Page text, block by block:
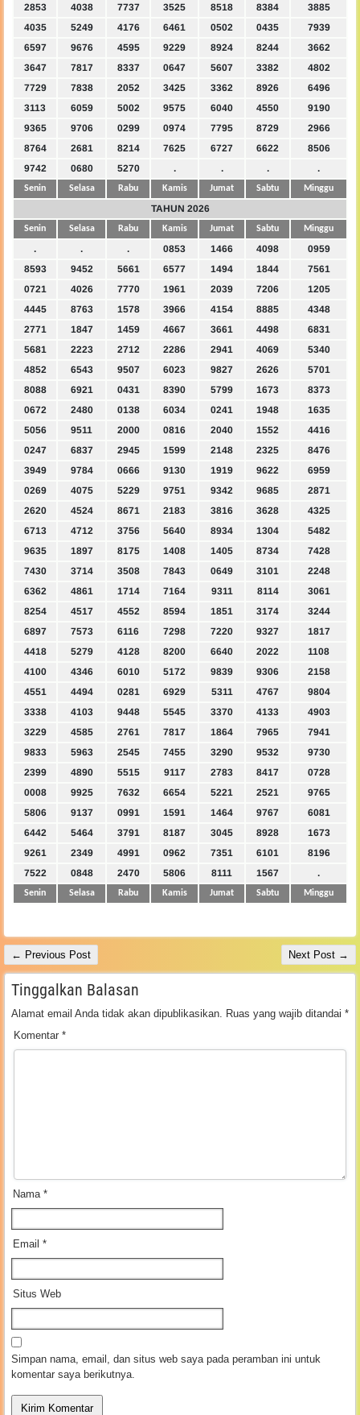
2853
4038 7737 3525 8518 8384
3885
4035
5249 4176 6461 0502 0435
7939
6597
9676 4595 9229 8924 8244
3662
3647
7817 8337 0647 5607 3382
4802
7729
7838 2052 3425 3362 8926
6496
3113
6059 5002 9575 6040 4550
9190
9365
9706 0299 0974 7795 8729
2966
8764
2681 8214 7625 6727 6622
8506
9742
0680 5270 . . . .
Senin Selasa Rabu Kamis Jumat Sabtu Minggu
TAHUN 2026
Senin Selasa Rabu Kamis Jumat Sabtu Minggu
. . . 0853 1466 4098
0959
8593
9452 5661 6577 1494 1844
7561
0721
4026 7770 1961 2039 7206
1205
4445
8763 1578 3966 4154 8885
4348
2771
1847 1459 4667 3661 4498
6831
5681
2223 2712 2286 2941 4069
5340
4852
6543 9507 6023 9827 2626
5701
8088
6921 0431 8390 5799 1673
8373
0672
2480 0138 6034 0241 1948
1635
5056
9511 2000 0816 2040 1552
4416
0247
6837 2945 1599 2148 2325
8476
3949
9784 0666 9130 1919 9622
6959
0269
4075 5229 9751 9342 9685
2871
2620
4524 8671 2183 3816 3628
4325
6713
4712 3756 5640 8934 1304
5482
9635
1897 8175 1408 1405 8734
7428
7430
3714 3508 7843 0649 3101
2248
6362
4861 1714 7164 9311 8114
3061
8254
4517 4552 8594 1851 3174
3244
6897
7573 6116 7298 7220 9327
1817
4418
5279 4128 8200 6640 2022
1108
4100
4346 6010 5172 9839 9306
2158
4551
4494 0281 6929 5311 4767
9804
3338
4103 9448 5545 3370 4133
4903
3229
4585 2761 7817 1864 7965
7941
9833
5963 2545 7455 3290 9532
9730
2399
4890 5515 9117 2783 8417
0728
0008
9925 7632 6654 5221 2521
9765
5806
9137 0991 1591 1464 9767
6081
6442
5464 3791 8187 3045 8928
1673
9261
2349 4991 0962 7351 6101
8196
7522
0848 2470 5806 8111 1567 .
Senin Selasa Rabu Kamis Jumat Sabtu Minggu
← Previous Post Next Post →
Tinggalkan Balasan
Alamat email Anda tidak akan dipublikasikan. Ruas yang wajib ditandai *
Komentar *
Nama *
Email *
Situs Web
Simpan nama, email, dan situs web saya pada peramban ini untuk
komentar saya berikutnya.